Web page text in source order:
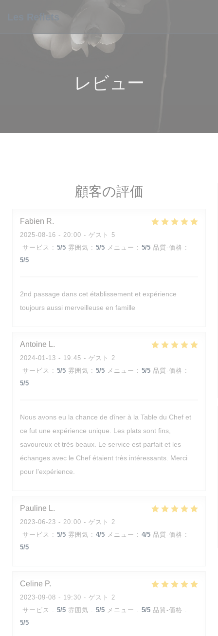
Les Reflets
レビュー
顧客の評価
Fabien R
2025-08-16 - 20:00 - ゲスト 5
サービス : 5/5 雰囲気 : 5/5 メニュー : 5/5 品質-価格 :
5/5
2nd passage dans cet établissement et expérience
toujours aussi merveilleuse en famille
Antoine L
2024-01-13 - 19:45 - ゲスト 2
サービス : 5/5 雰囲気 : 5/5 メニュー : 5/5 品質-価格 :
5/5
Nous avons eu la chance de dîner à la Table du Chef et
ce fut une expérience unique. Les plats sont fins,
savoureux et très beaux. Le service est parfait et les
échanges avec le Chef étaient très intéressants. Merci
pour l’expérience.
Pauline L
2023-06-23 - 20:00 - ゲスト 2
サービス : 5/5 雰囲気 : 4/5 メニュー : 4/5 品質-価格 :
5/5
Celine P
2023-09-08 - 19:30 - ゲスト 2
サービス : 5/5 雰囲気 : 5/5 メニュー : 5/5 品質-価格 :
5/5